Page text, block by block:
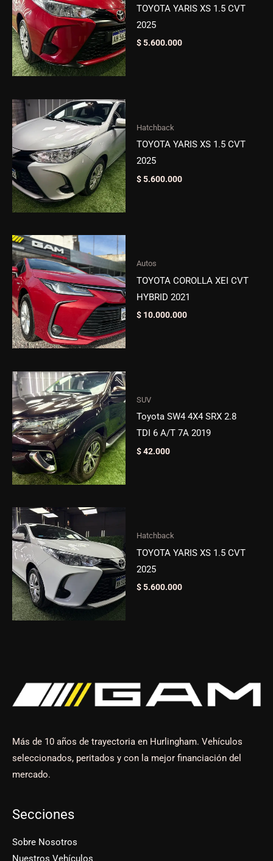
TOYOTA YARIS XS 1.5 CVT
2025
$5.600.000
Hatchback
TOYOTA YARIS XS 1.5 CVT
2025
$5.600.000
Autos
TOYOTA COROLLA XEI CVT
HYBRID 2021
$ 10.000.000
SUV
Toyota SW4 4X4 SRX 2.8
TDI 6 A/T 7A 2019
$42.000
Hatchback
TOYOTA YARIS XS 1.5 CVT
2025
$5.600.000
Más de 10 años de trayectoria en Hurlingham. Vehículos
seleccionados, peritados y con la mejor financiación del
mercado.
Secciones
Sobre Nosotros
Nuestros Vehículos